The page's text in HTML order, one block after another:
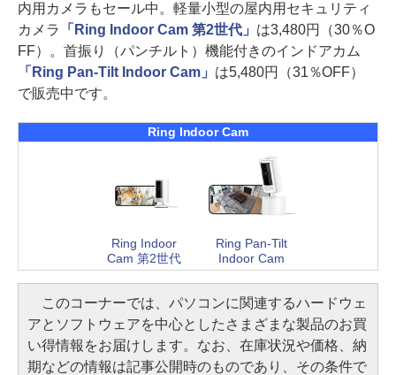
内用カメラもセール中。軽量小型の屋内用セキュリティ
カメラ
「Ring Indoor Cam 第2世代」 は3,480円（30％O
FF）。首振り（パンチルト）機能付きのインドアカム
「Ring Pan-Tilt Indoor Cam」 は5,480円（31％OFF）
で販売中です。
Ring Indoor Cam
Ring Indoor
Cam 第2世代
Ring Pan-Tilt
Indoor Cam
このコーナーでは、パソコンに関連するハードウェ
アとソフトウェアを中心としたさまざまな製品のお買
い得情報をお届けします。なお、在庫状況や価格、納
期などの情報は記事公開時のものであり、その条件で